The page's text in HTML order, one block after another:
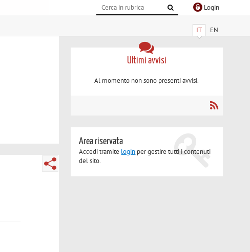
Login
IT EN
Ultimi avvisi
Al momento non sono presenti avvisi.
Area riservata
Accedi tramite login per gestire tutti i contenuti
del sito.